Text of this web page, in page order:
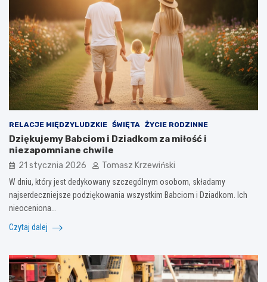
RELACJE MIĘDZYLUDZKIE ŚWIĘTA ŻYCIE RODZINNE
Dziękujemy Babciom i Dziadkom za miłość i
niezapomniane chwile
21 stycznia 2026 Tomasz Krzewiński
W dniu, który jest dedykowany szczególnym osobom, składamy
najserdeczniejsze podziękowania wszystkim Babciom i Dziadkom. Ich
nieoceniona…
Czytaj dalej